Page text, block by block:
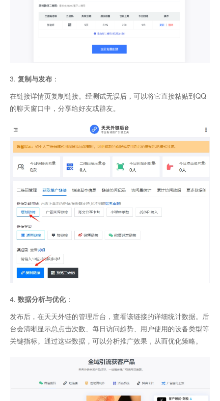
3. 复制与发布 ：
在链接详情页复制链接。经测试无误后，可以将它直接粘贴到QQ
的聊天窗口中，分享给好友或群友。
4. 数据分析与优化：
发布后，在天天外链的管理后台，查看该链接的详细统计数据。后
台会清晰显示总点击次数、每日访问趋势、用户使用的设备类型等
关键指标。通过这些数据，可以分析推广效果，从而优化策略。